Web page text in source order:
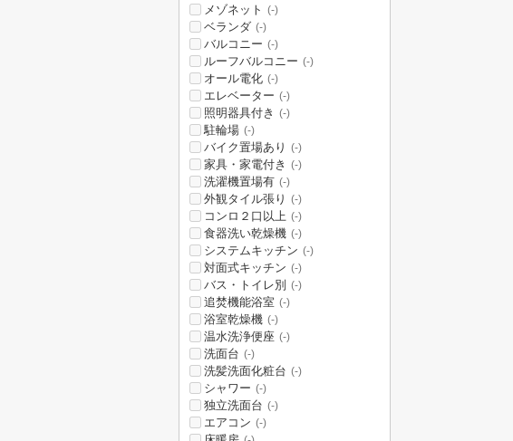
メゾネット (-)
ベランダ (-)
バルコニー (-)
ルーフバルコニー (-)
オール電化 (-)
エレベーター (-)
照明器具付き (-)
駐輪場 (-)
バイク置場あり (-)
家具・家電付き (-)
洗濯機置場有 (-)
外観タイル張り (-)
コンロ２口以上 (-)
食器洗い乾燥機 (-)
システムキッチン (-)
対面式キッチン (-)
バス・トイレ別 (-)
追焚機能浴室 (-)
浴室乾燥機 (-)
温水洗浄便座 (-)
洗面台 (-)
洗髪洗面化粧台 (-)
シャワー (-)
独立洗面台 (-)
エアコン (-)